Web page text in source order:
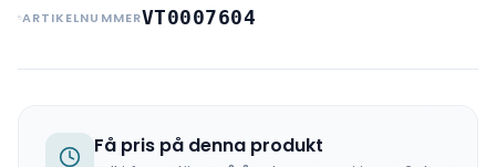
ARTIKELNUMMERVT0007604
Få pris på denna produkt